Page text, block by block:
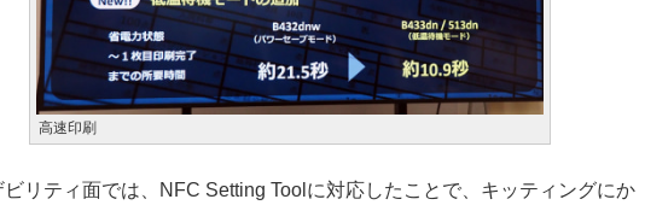
高速印刷
リティ面では、NFC Setting Toolに対応したことで、キッティングにか